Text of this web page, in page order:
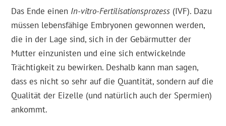
Das Ende einen In-vitro-Fertilisationsprozess (IVF). Dazu
müssen lebensfähige Embryonen gewonnen werden,
die in der Lage sind, sich in der Gebärmutter der
Mutter einzunisten und eine sich entwickelnde
Trächtigkeit zu bewirken. Deshalb kann man sagen,
dass es nicht so sehr auf die Quantität, sondern auf die
Qualität der Eizelle (und natürlich auch der Spermien)
ankommt.